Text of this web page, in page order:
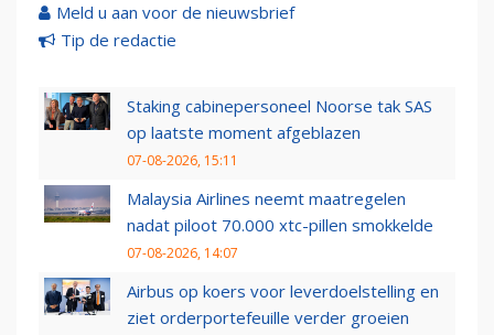
Meld u aan voor de nieuwsbrief
Tip de redactie
Staking cabinepersoneel Noorse tak SAS
op laatste moment afgeblazen
07-08-2026, 15:11
Malaysia Airlines neemt maatregelen
nadat piloot 70.000 xtc-pillen smokkelde
07-08-2026, 14:07
Airbus op koers voor leverdoelstelling en
ziet orderportefeuille verder groeien